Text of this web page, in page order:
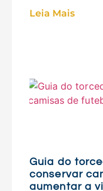
Leia Mais
Guia do
conservar
aumentar a